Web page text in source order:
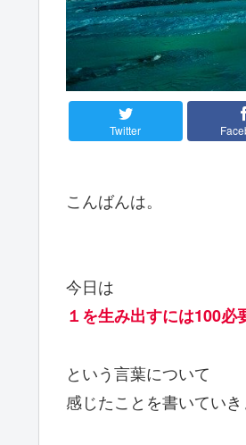
Twitter
こんばんは。
今日は
１を生み出すには100必
という言葉について
感じたことを書いていき